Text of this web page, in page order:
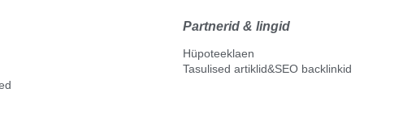
Partnerid & lingid
Hüpoteeklaen
Tasulised artiklid&SEO backlinkid